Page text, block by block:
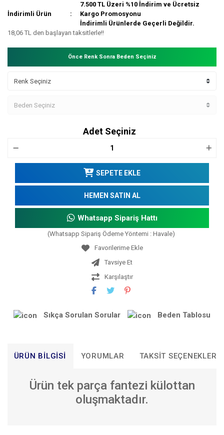
İndirimli Ürün
7.500 TL Üzeri %10 İndirim ve Ücretsiz
Kargo Promosyonu
İndirimli Ürünlerde Geçerli Değildir.
18,06 TL den başlayan taksitlerle!!
Önce Renk Sonra Beden Seçiniz
Adet Seçiniz
SEPETE EKLE
HEMEN SATIN AL
Whatsapp Sipariş Hattı
(Whatsapp Sipariş Ödeme Yöntemi : Havale)
Tavsiye Et
Karşılaştır
Sıkça Sorulan Sorular Beden Tablosu
ÜRÜN BILGISI YORUMLAR TAKSIT SEÇENEKLERI
Ürün tek parça fantezi külottan
oluşmaktadır.